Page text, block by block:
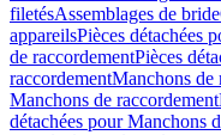
filetésAssemblages de bride
appareilsPièces détachées
de raccordementPièces
raccordementManchons de
Manchons de raccordement
détachées pour Manchons